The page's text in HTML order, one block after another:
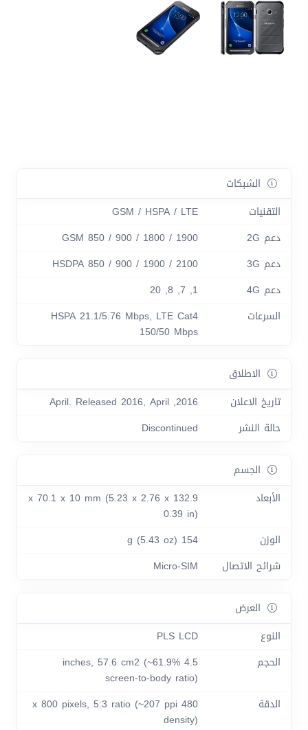
الشبكات
التقنيات
GSM / HSPA / LTE
دعم 2G
GSM 850 / 900 / 1800 / 1900
دعم 3G
HSDPA 850 / 900 / 1900 / 2100
دعم 4G
1, 7, 8, 20
السرعات
HSPA 21.1/5.76 Mbps, LTE Cat4
150/50 Mbps
الاطلاق
تاريخ الاعلان
2016, April. Released 2016, April
حالة النشر
Discontinued
الجسم
الأبعاد
132.9 x 70.1 x 10 mm (5.23 x 2.76 x
0.39 in)
الوزن
154 g (5.43 oz)
شرائح الاتصال
Micro-SIM
العرض
النوع
PLS LCD
الحجم
4.5 inches, 57.6 cm2 (~61.9%
screen-to-body ratio)
الدقة
480 x 800 pixels, 5:3 ratio (~207 ppi
density)